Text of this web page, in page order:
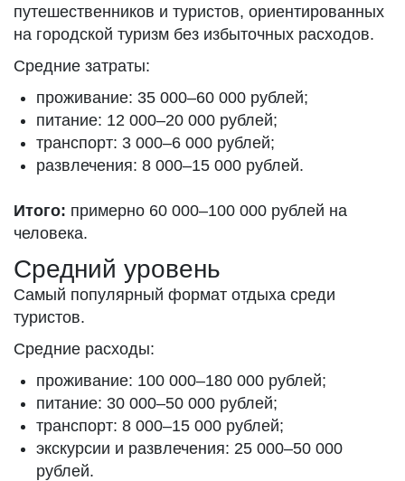
путешественников и туристов, ориентированных
на городской туризм без избыточных расходов.
Средние затраты:
проживание: 35 000–60 000 рублей;
питание: 12 000–20 000 рублей;
транспорт: 3 000–6 000 рублей;
развлечения: 8 000–15 000 рублей.
Итого: примерно 60 000–100 000 рублей на
человека.
Средний уровень
Самый популярный формат отдыха среди
туристов.
Средние расходы:
проживание: 100 000–180 000 рублей;
питание: 30 000–50 000 рублей;
транспорт: 8 000–15 000 рублей;
экскурсии и развлечения: 25 000–50 000
рублей.